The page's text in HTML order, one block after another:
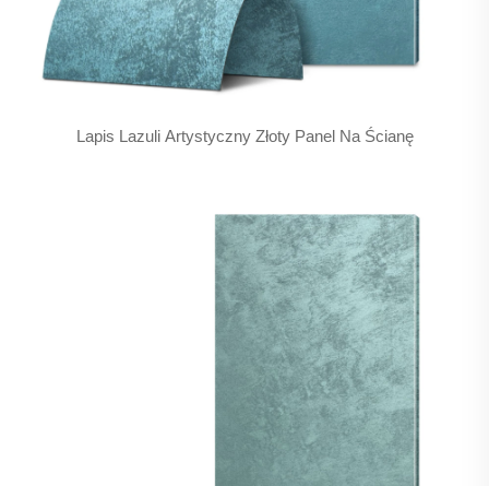
Lapis Lazuli Artystyczny Złoty Panel Na Ścianę